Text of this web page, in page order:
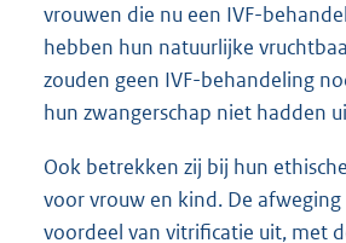
vrouwen die nu een IVF-
hebben hun natuurlijke
zouden geen IVF-behandeling
hun zwangerschap niet hadden
Ook betrekken zij bij hun
voor vrouw en kind. De
voordeel van vitrificatie uit, met